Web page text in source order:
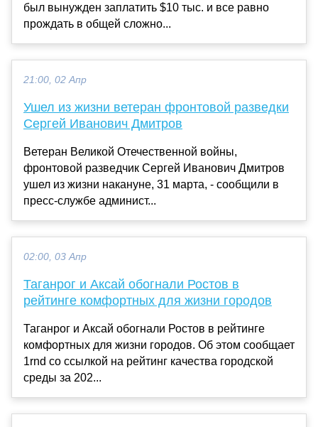
был вынужден заплатить $10 тыс. и все равно
прождать в общей сложно...
21:00, 02 Апр
Ушел из жизни ветеран фронтовой разведки
Сергей Иванович Дмитров
Ветеран Великой Отечественной войны,
фронтовой разведчик Сергей Иванович Дмитров
ушел из жизни накануне, 31 марта, - сообщили в
пресс-службе админист...
02:00, 03 Апр
Таганрог и Аксай обогнали Ростов в
рейтинге комфортных для жизни городов
Таганрог и Аксай обогнали Ростов в рейтинге
комфортных для жизни городов. Об этом сообщает
1rnd со ссылкой на рейтинг качества городской
среды за 202...